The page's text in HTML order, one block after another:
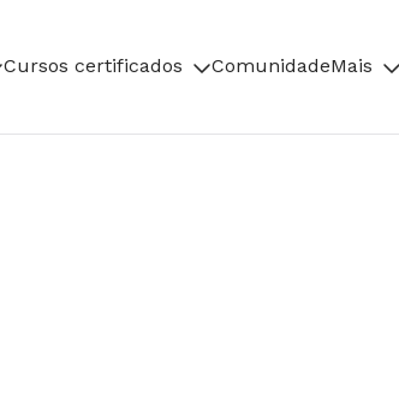
Cursos certificados ComunidadeMais